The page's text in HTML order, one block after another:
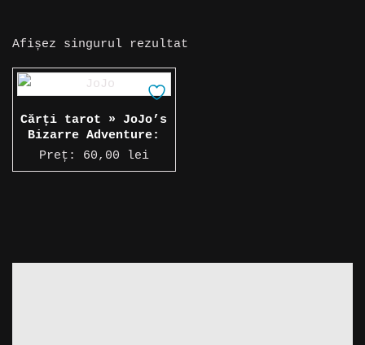
Afișez singurul rezultat
Cărți tarot » JoJo’s
Bizarre Adventure:
Stardust Crusaders
Preț: 60,00 lei